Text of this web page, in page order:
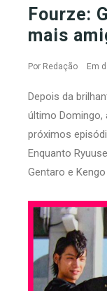
Fourze:
mais
Por Redação Em
Depois da
último
próximos
Enquanto
Gentaro e